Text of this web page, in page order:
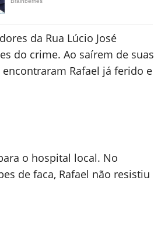
da Rua Lúcio José
do crime. Ao saírem de suas
Rafael já ferido e
o hospital local. No
de faca, Rafael não resistiu